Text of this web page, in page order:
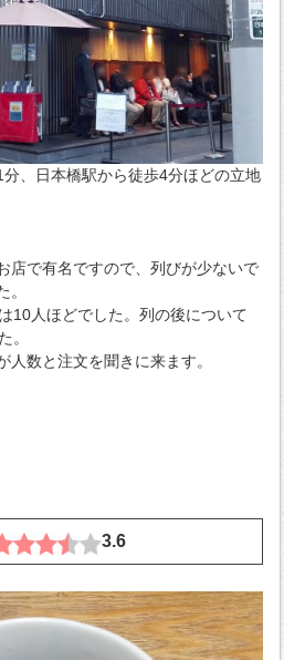
、日本橋駅から徒歩4分ほどの立地
店で有名ですので、列びが少ないで
。
10人ほどでした。列の後について
。
人数と注文を聞きに来ます。
3.6